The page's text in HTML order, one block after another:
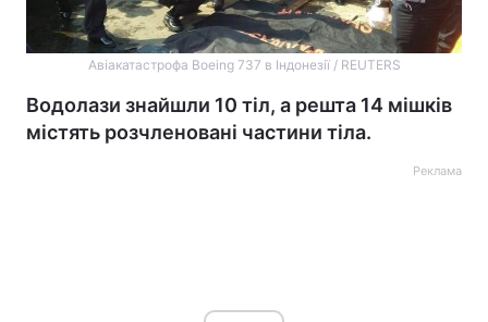
Авіакатастрофа Boeing 737 в Індонезії / REUTERS
Водолази знайшли 10 тіл, а решта 14 мішків
містять розчленовані частини тіла.
Реклама